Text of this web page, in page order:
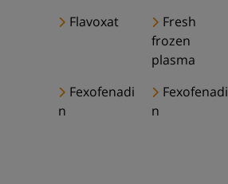
Flavoxat
Fresh
frozen
plasma
Fexofenadi
n
Fexofenadi
n